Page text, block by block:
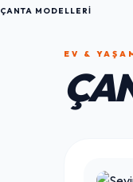
ÇANTA MODELLERI
EV &